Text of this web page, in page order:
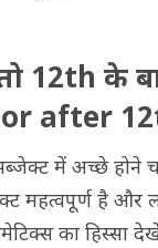
12th के
after
में अच्छे होने
महत्वपूर्ण है और
का हिस्सा